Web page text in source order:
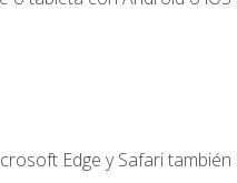
Edge y Safari